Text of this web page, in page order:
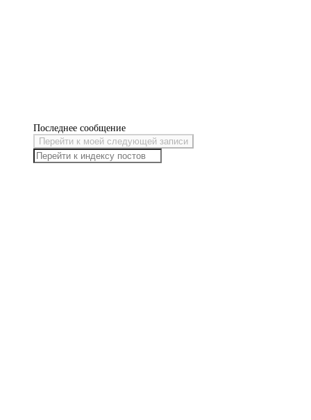
Последнее сообщение
Перейти к моей следующей записи